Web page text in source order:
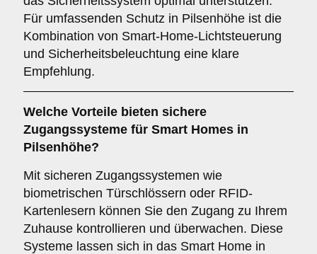
Für umfassenden Schutz in Pilsenhöhe ist die
Kombination von Smart-Home-Lichtsteuerung
und Sicherheitsbeleuchtung eine klare
Empfehlung.
Welche Vorteile bieten sichere
Zugangssysteme für Smart Homes in
Pilsenhöhe?
Mit sicheren Zugangssystemen wie
biometrischen Türschlössern oder RFID-
Kartenlesern können Sie den Zugang zu Ihrem
Zuhause kontrollieren und überwachen. Diese
Systeme lassen sich in das Smart Home in